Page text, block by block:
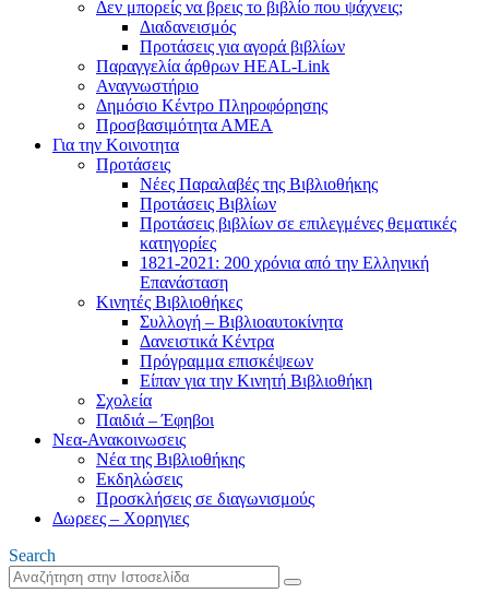
Δεν μπορείς να βρεις το βιβλίο που ψάχνεις;
Διαδανεισμός
Προτάσεις για αγορά βιβλίων
Παραγγελία άρθρων HEAL-Link
Αναγνωστήριο
Δημόσιο Κέντρο Πληροφόρησης
Προσβασιμότητα ΑΜΕΑ
Για την Κοινοτητα
Προτάσεις
Νέες Παραλαβές της Βιβλιοθήκης
Προτάσεις Βιβλίων
Προτάσεις βιβλίων σε επιλεγμένες θεματικές
κατηγορίες
1821-2021: 200 χρόνια από την Ελληνική
Επανάσταση
Κινητές Βιβλιοθήκες
Συλλογή – Βιβλιοαυτοκίνητα
Δανειστικά Κέντρα
Πρόγραμμα επισκέψεων
Είπαν για την Κινητή Βιβλιοθήκη
Σχολεία
Παιδιά – Έφηβοι
Νεα-Ανακοινωσεις
Νέα της Βιβλιοθήκης
Εκδηλώσεις
Προσκλήσεις σε διαγωνισμούς
Δωρεες – Χορηγιες
Search